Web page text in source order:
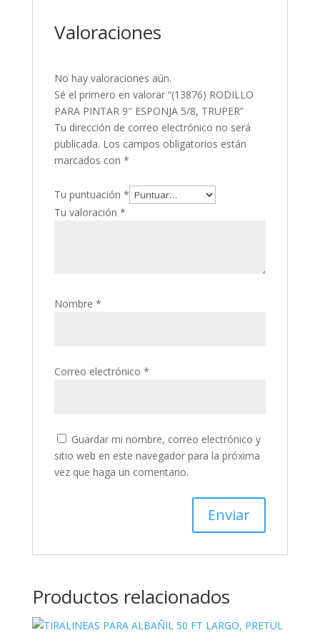
Valoraciones
No hay valoraciones aún.
Sé el primero en valorar “(13876) RODILLO
PARA PINTAR 9″ ESPONJA 5/8, TRUPER”
Tu dirección de correo electrónico no será
publicada. Los campos obligatorios están
marcados con *
Tu puntuación *
Tu valoración *
Nombre *
Correo electrónico *
Guardar mi nombre, correo electrónico y
sitio web en este navegador para la próxima
vez que haga un comentario.
Productos relacionados